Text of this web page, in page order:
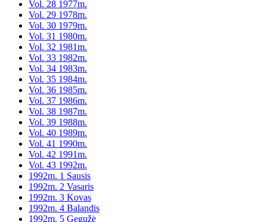
Vol. 28 1977m.
Vol. 29 1978m.
Vol. 30 1979m.
Vol. 31 1980m.
Vol. 32 1981m.
Vol. 33 1982m.
Vol. 34 1983m.
Vol. 35 1984m.
Vol. 36 1985m.
Vol. 37 1986m.
Vol. 38 1987m.
Vol. 39 1988m.
Vol. 40 1989m.
Vol. 41 1990m.
Vol. 42 1991m.
Vol. 43 1992m.
1992m. 1 Sausis
1992m. 2 Vasaris
1992m. 3 Kovas
1992m. 4 Balandis
1992m. 5 Gegužė